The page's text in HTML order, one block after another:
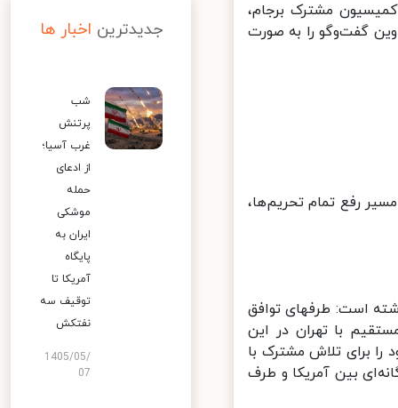
مشترک برجام،
آینده در وین گفت‌وگو را به صورت
رفع تمام تحریم‌ها،
این در حالی است که وال استریت ژورنال به نقل از دیپلمات های اروپایی نوشته است: طرف‎های توافق
با تهران در این
برای تلاش مشترک با
بین آمریکا و طرف
جدیدترین اخبار ها
شب
پرتنش
غرب آسیا؛
از ادعای
حمله
موشکی
ایران به
پایگاه
آمریکا تا
توقیف سه
نفتکش
1405/05/
07